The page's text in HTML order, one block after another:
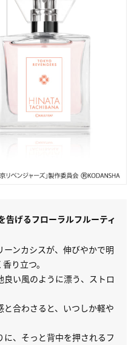
告げるフローラルフルーティ
ンカシスが、伸びやかで明
り立つ。
い風のように漂う、ストロ
合わさると、いつしか軽や
、そっと背中を押されるフ